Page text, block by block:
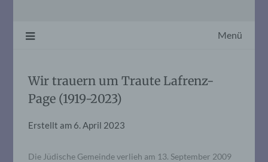
Menü
Wir trauern um Traute Lafrenz-
Page (1919-2023)
Erstellt am 6. April 2023
Die Jüdische Gemeinde verlieh am 13. September 2009